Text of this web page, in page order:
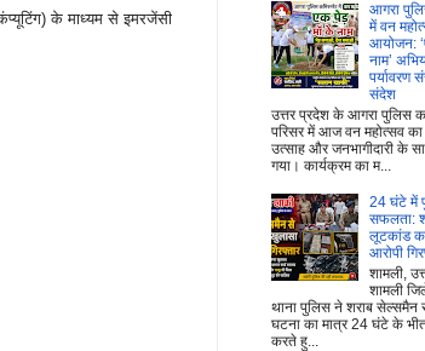
के माध्यम से इमरजेंसी
आगरा
में वन
आयोजन:
नाम’
पर्यावरण
संदेश
उत्तर प्रदेश के आगरा पुलिस
परिसर में आज वन महोत्सव
उत्साह और जनभागीदारी के
गया। कार्यक्रम का म...
24 घंटे में
सफलता:
लूटकांड
आरोपी
शामली,
शामली
थाना पुलिस ने शराब सेल्समैन
घटना का मात्र 24 घंटे के
करते हु...